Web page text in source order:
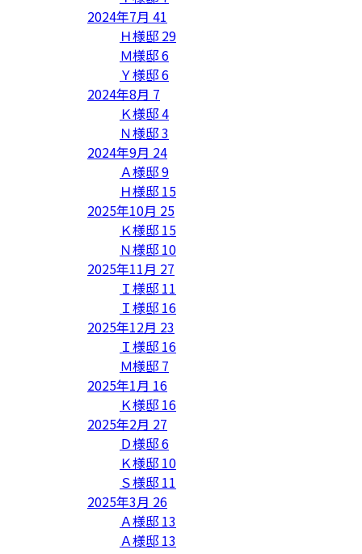
2024年7月 41
Ｈ様邸 29
Ｍ様邸6
Ｙ様邸6
2024年8月 7
Ｋ様邸4
Ｎ様邸3
2024年9月 24
Ａ様邸9
Ｈ様邸 15
2025年10月 25
Ｋ様邸 15
Ｎ様邸 10
2025年11月 27
Ｉ様邸 11
Ｉ様邸 16
2025年12月 23
Ｉ様邸 16
Ｍ様邸 7
2025年1月 16
Ｋ様邸 16
2025年2月 27
Ｄ様邸6
Ｋ様邸 10
Ｓ様邸 11
2025年3月 26
Ａ様邸 13
Ａ様邸 13